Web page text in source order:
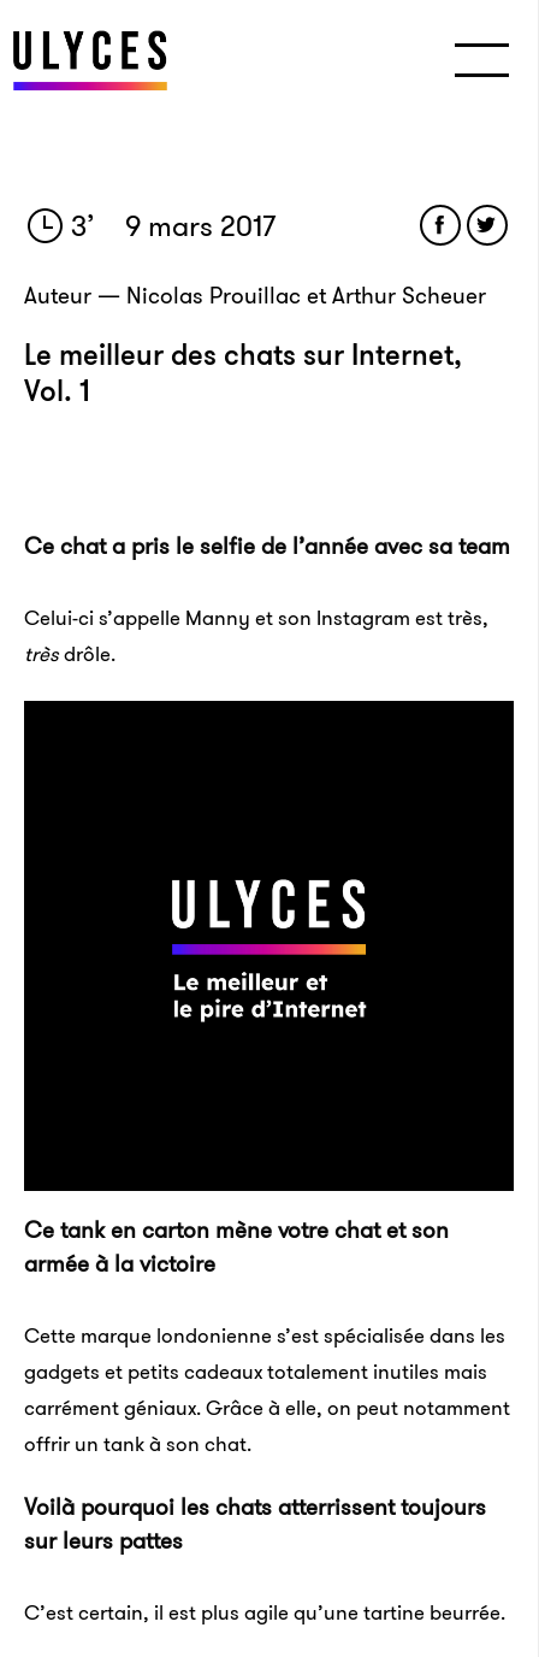
3’ 9 mars 2017
Auteur — Nicolas Prouillac et Arthur Scheuer
Le meilleur des chats sur Internet,
Vol. 1
Ce chat a pris le selfie de l’année avec sa team
Celui-ci s’appelle Manny et son Instagram est très,
trèsdrôle.
Ce tank en carton mène votre chat et son
armée à la victoire
Cette marque londonienne s’est spécialisée dans les
gadgets et petits cadeaux totalement inutiles mais
carrément géniaux. Grâce à elle, on peut notamment
offrir un tank à son chat.
Voilà pourquoi les chats atterrissent toujours
sur leurs pattes
C’est certain, il est plus agile qu’une tartine beurrée.